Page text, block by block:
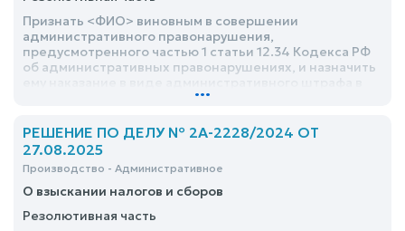
Признать <ФИО> виновным в совершении
административного правонарушения,
предусмотренного частью 1 статьи 12.34 Кодекса РФ
об административных правонарушениях, и назначить
размере 20 000 (двадцать тысяч) рублей
...
РЕШЕНИЕ ПО ДЕЛУ № 2А-2228/2024 ОТ
27.08.2025
Производство - Административное
О взыскании налогов и сборов
Резолютивная часть